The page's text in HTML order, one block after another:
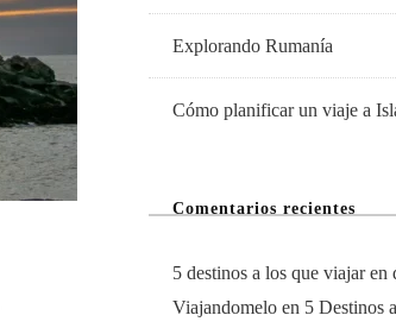
Explorando Rumanía
Cómo planificar un viaje a
Comentarios recientes
5 destinos a los que viajar en
Viajandomelo en 5 Destinos